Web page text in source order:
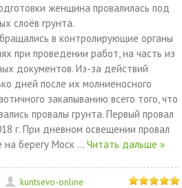
женщина провалилась под
слоёв грунта.
в контролирующие органы
при проведении работ, на часть из
документов. Из-за действий
дней после их молниеносного
закапыванию всего того, что
провалы грунта. Первый провал
г. При дневном освещении провал
берегу Моск ... Читать дальше »
kuntsevo-online